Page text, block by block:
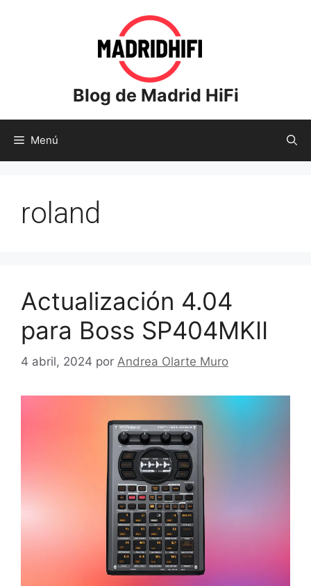
Blog de Madrid HiFi
Menú
roland
Actualización 4.04
para Boss SP404MKII
4 abril, 2024 por Andrea Olarte Muro